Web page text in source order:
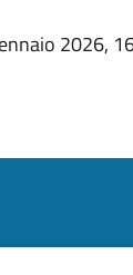
2026,